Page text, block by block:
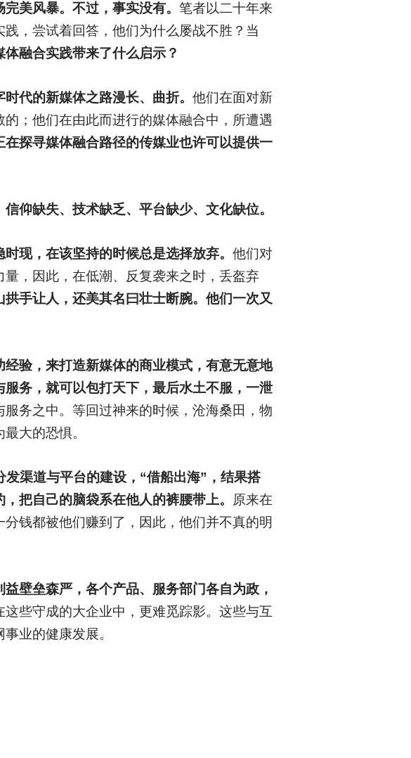
美风暴。不过，事实没有。 笔者以二十年来
，尝试着回答，他们为什么屡战不胜？当
融合实践带来了什么启示？
代的新媒体之路漫长、曲折。 他们在面对新
；他们在由此而进行的媒体融合中，所遭遇
探寻媒体融合路径的传媒业也许可以提供一
信仰缺失、技术缺乏、平台缺少、文化缺位。
现，在该坚持的时候总是选择放弃。 他们对
，因此，在低潮、反复袭来之时，丢盔弃
手让人，还美其名曰壮士断腕。他们一次又
验，来打造新媒体的商业模式，有意无意地
务，就可以包打天下，最后水土不服，一泄
务之中。等回过神来的时候，沧海桑田，物
大的恐惧。
渠道与平台的建设，“借船出海”，结果搭
把自己的脑袋系在他人的裤腰带上。 原来在
钱都被他们赚到了，因此，他们并不真的明
壁垒森严，各个产品、服务部门各自为政，
这些守成的大企业中，更难觅踪影。这些与互
业的健康发展。